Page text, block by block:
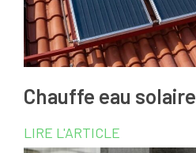
Chauffe eau solaire
LIRE L'ARTICLE